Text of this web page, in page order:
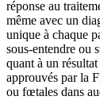
réponse au
même avec un
unique à chaque
sous-entendre ou
quant à un
approuvés par la
ou fœtales dans